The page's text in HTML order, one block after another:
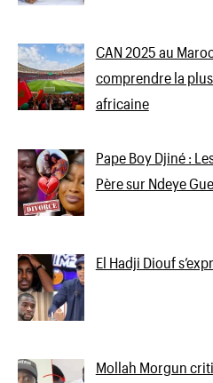
CAN 2025 au
comprendre la
africaine
Pape Boy Djiné :
Père sur Ndeye
El Hadji Diouf
Mollah Morgun